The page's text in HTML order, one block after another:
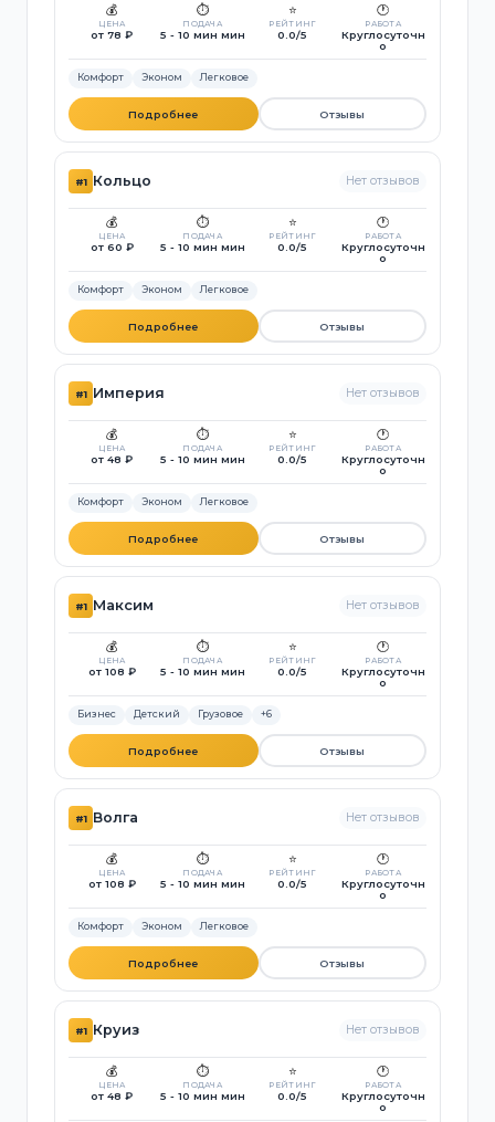
💰
ЦЕНА
от 78 ₽
⏱️
ПОДАЧА
5 - 10 мин мин
⭐
РЕЙТИНГ
0.0/5
🕐
РАБОТА
Круглосуточн
о
Комфорт Эконом Легковое
Подробнее Отзывы
#1 Кольцо Нет отзывов
💰
ЦЕНА
от 60 ₽
⏱️
ПОДАЧА
5 - 10 мин мин
⭐
РЕЙТИНГ
0.0/5
🕐
РАБОТА
Круглосуточн
о
Комфорт Эконом Легковое
Подробнее Отзывы
#1 Империя Нет отзывов
💰
ЦЕНА
от 48 ₽
⏱️
ПОДАЧА
5 - 10 мин мин
⭐
РЕЙТИНГ
0.0/5
🕐
РАБОТА
Круглосуточн
о
Комфорт Эконом Легковое
Подробнее Отзывы
#1 Максим Нет отзывов
💰
ЦЕНА
от 108 ₽
⏱️
ПОДАЧА
5 - 10 мин мин
⭐
РЕЙТИНГ
0.0/5
🕐
РАБОТА
Круглосуточн
о
Бизнес Детский Грузовое +6
Подробнее Отзывы
#1 Волга Нет отзывов
💰
ЦЕНА
от 108 ₽
⏱️
ПОДАЧА
5 - 10 мин мин
⭐
РЕЙТИНГ
0.0/5
🕐
РАБОТА
Круглосуточн
о
Комфорт Эконом Легковое
Подробнее Отзывы
#1 Круиз Нет отзывов
💰
ЦЕНА
от 48 ₽
⏱️
ПОДАЧА
5 - 10 мин мин
⭐
РЕЙТИНГ
0.0/5
🕐
РАБОТА
Круглосуточн
о